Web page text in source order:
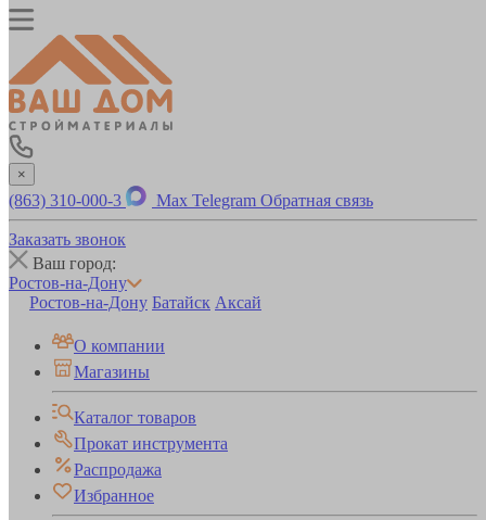
×
(863) 310-000-3 Max Telegram Обратная связь
Заказать звонок
Ваш город:
Ростов-на-Дону
Ростов-на-Дону Батайск Аксай
О компании
Магазины
Каталог товаров
Прокат инструмента
Распродажа
Избранное